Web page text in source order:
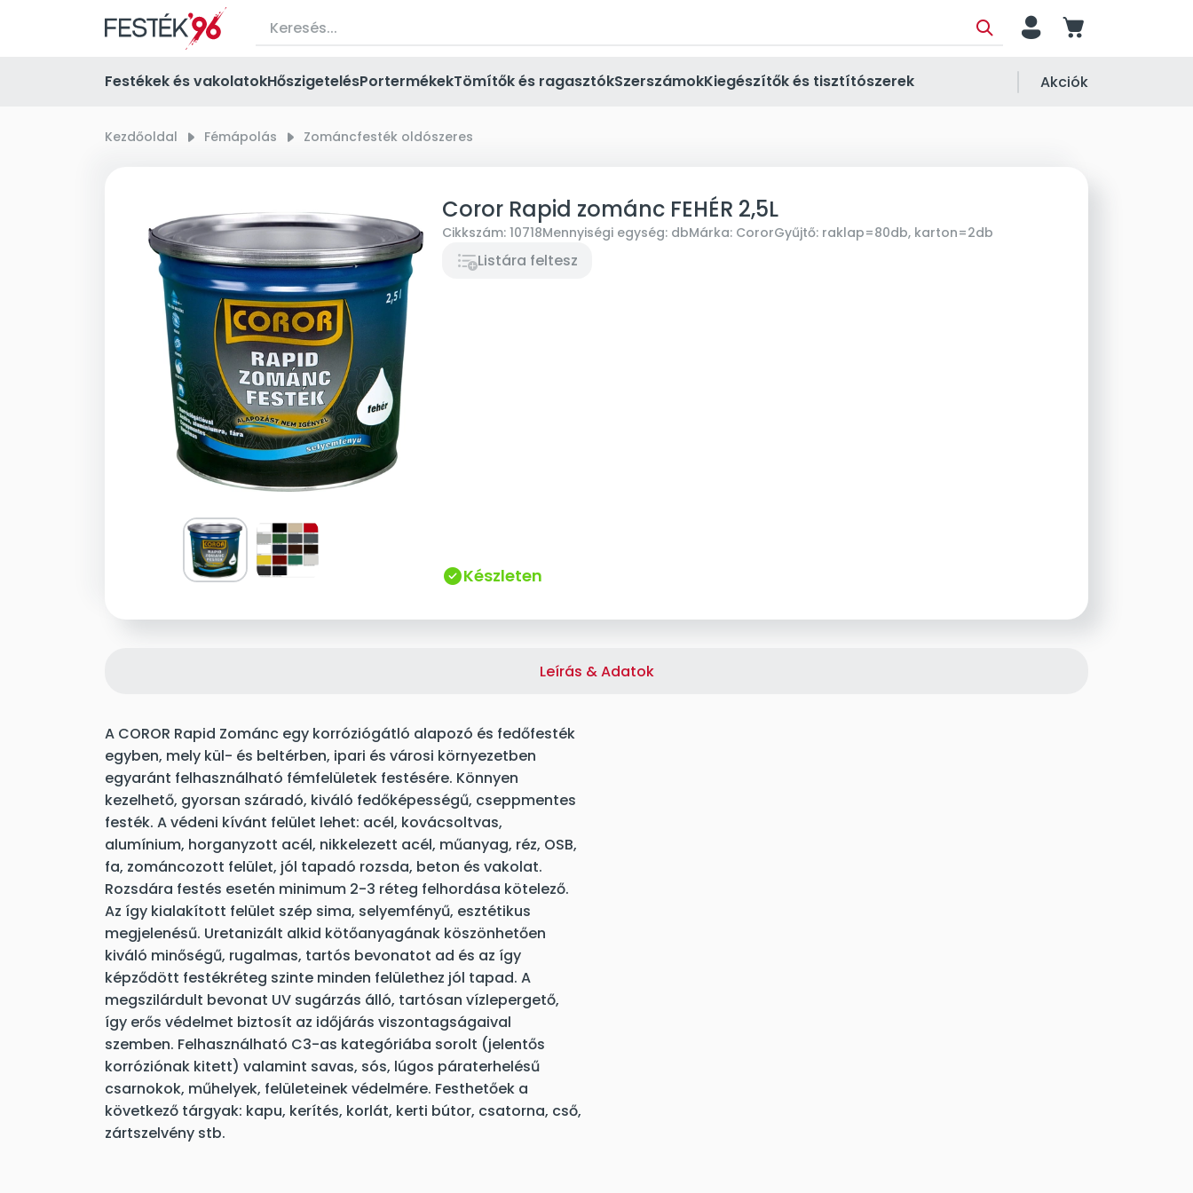
person cart
Festékek és vakolatokHőszigetelésPortermékekTömítők és ragasztókSzerszámokKiegészítők és tisztítószerek Akciók
Kezdőoldal right_small Fémápolás right_small Zománcfesték oldószeres
Coror Rapid zománc FEHÉR 2,5L
Cikkszám: 10718Mennyiségi egység: dbMárka: CororGyűjtő: raklap=80db, karton=2db
Listára feltesz
Készleten
Leírás & Adatok
A COROR Rapid Zománc egy korróziógátló alapozó és fedőfesték
egyben, mely kül- és beltérben, ipari és városi környezetben
egyaránt felhasználható fémfelületek festésére. Könnyen
kezelhető, gyorsan száradó, kiváló fedőképességű, cseppmentes
festék. A védeni kívánt felület lehet: acél, kovácsoltvas,
alumínium, horganyzott acél, nikkelezett acél, műanyag, réz, OSB,
fa, zománcozott felület, jól tapadó rozsda, beton és vakolat.
Rozsdára festés esetén minimum 2-3 réteg felhordása kötelező.
Az így kialakított felület szép sima, selyemfényű, esztétikus
megjelenésű. Uretanizált alkid kötőanyagának köszönhetően
kiváló minőségű, rugalmas, tartós bevonatot ad és az így
képződött festékréteg szinte minden felülethez jól tapad. A
megszilárdult bevonat UV sugárzás álló, tartósan vízlepergető,
így erős védelmet biztosít az időjárás viszontagságaival
szemben. Felhasználható C3-as kategóriába sorolt (jelentős
korróziónak kitett) valamint savas, sós, lúgos páraterhelésű
csarnokok, műhelyek, felületeinek védelmére. Festhetőek a
következő tárgyak: kapu, kerítés, korlát, kerti bútor, csatorna, cső,
zártszelvény stb.